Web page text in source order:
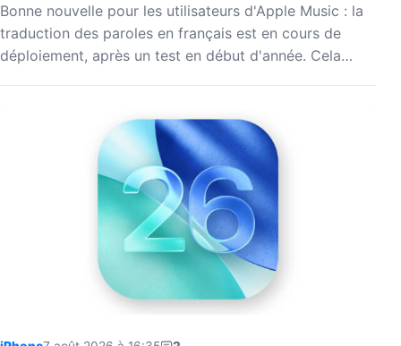
Bonne nouvelle pour les utilisateurs d'Apple Music : la
traduction des paroles en français est en cours de
déploiement, après un test en début d'année. Cela…